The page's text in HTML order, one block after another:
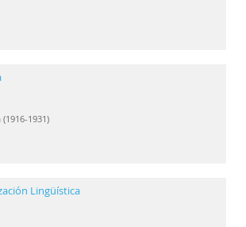
1931)
Lingüística